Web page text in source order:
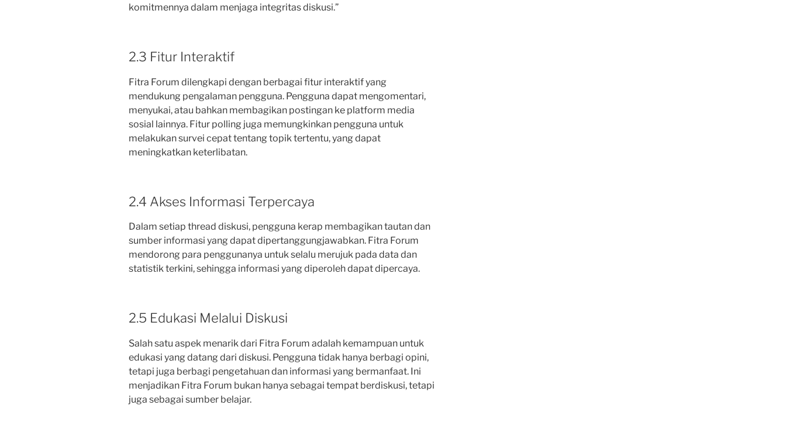
komitmennya dalam menjaga integritas diskusi.”
2.3 Fitur Interaktif
Fitra Forum dilengkapi dengan berbagai fitur interaktif yang
mendukung pengalaman pengguna. Pengguna dapat mengomentari,
menyukai, atau bahkan membagikan postingan ke platform media
sosial lainnya. Fitur polling juga memungkinkan pengguna untuk
melakukan survei cepat tentang topik tertentu, yang dapat
meningkatkan keterlibatan.
2.4 Akses Informasi Terpercaya
Dalam setiap thread diskusi, pengguna kerap membagikan tautan dan
sumber informasi yang dapat dipertanggungjawabkan. Fitra Forum
mendorong para penggunanya untuk selalu merujuk pada data dan
statistik terkini, sehingga informasi yang diperoleh dapat dipercaya.
2.5 Edukasi Melalui Diskusi
Salah satu aspek menarik dari Fitra Forum adalah kemampuan untuk
edukasi yang datang dari diskusi. Pengguna tidak hanya berbagi opini,
tetapi juga berbagi pengetahuan dan informasi yang bermanfaat. Ini
menjadikan Fitra Forum bukan hanya sebagai tempat berdiskusi, tetapi
juga sebagai sumber belajar.